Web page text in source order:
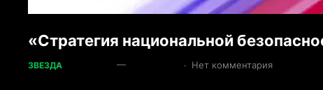
«Стратегия национальной
ЗВЕЗДА — · Нет комментария